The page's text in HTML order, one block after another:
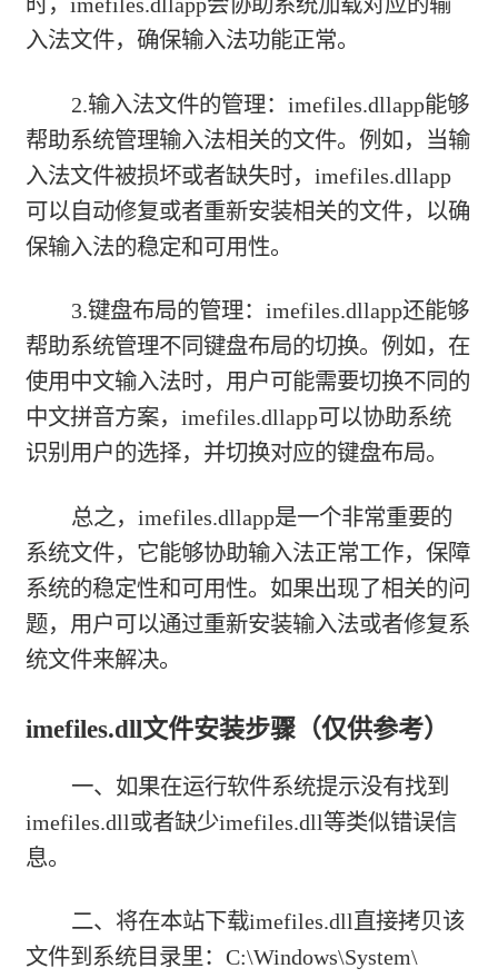
入法文件，确保输入法功能正常。
2.输入法文件的管理：imefiles.dllapp能够
帮助系统管理输入法相关的文件。例如，当输
入法文件被损坏或者缺失时，imefiles.dllapp
可以自动修复或者重新安装相关的文件，以确
保输入法的稳定和可用性。
3.键盘布局的管理：imefiles.dllapp还能够
帮助系统管理不同键盘布局的切换。例如，在
使用中文输入法时，用户可能需要切换不同的
中文拼音方案，imefiles.dllapp可以协助系统
识别用户的选择，并切换对应的键盘布局。
总之，imefiles.dllapp是一个非常重要的
系统文件，它能够协助输入法正常工作，保障
系统的稳定性和可用性。如果出现了相关的问
题，用户可以通过重新安装输入法或者修复系
统文件来解决。
imefiles.dll文件安装步骤（仅供参考）
一、如果在运行软件系统提示没有找到
imefiles.dll或者缺少imefiles.dll等类似错误信
息。
二、将在本站下载imefiles.dll直接拷贝该
文件到系统目录里：C:\Windows\System\